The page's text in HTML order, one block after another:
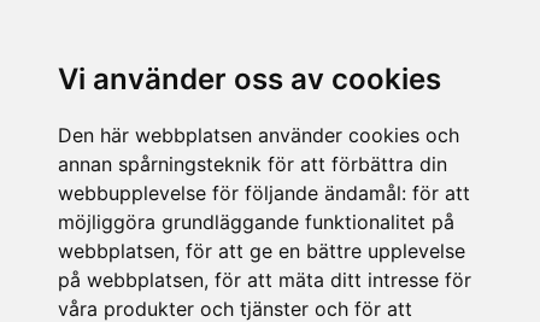
Vi använder oss av cookies
Den här webbplatsen använder cookies och
annan spårningsteknik för att förbättra din
webbupplevelse för följande ändamål: för att
möjliggöra grundläggande funktionalitet på
webbplatsen, för att ge en bättre upplevelse
på webbplatsen, för att mäta ditt intresse för
våra produkter och tjänster och för att